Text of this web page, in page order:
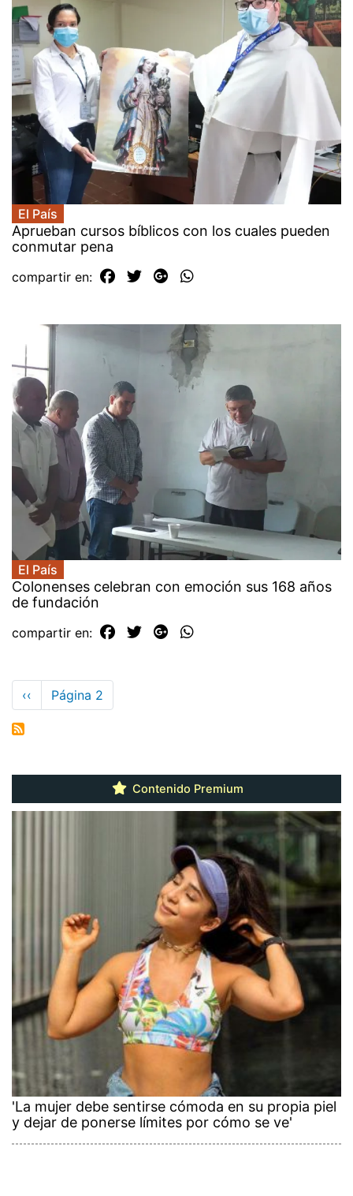
El País
Aprueban cursos bíblicos con los cuales pueden
conmutar pena
compartir en:
El País
Colonenses celebran con emoción sus 168 años
de fundación
compartir en:
Paginación
Página
anterior
‹‹ Página 2
Contenido Premium
'La mujer debe sentirse cómoda en su propia piel
y dejar de ponerse límites por cómo se ve'